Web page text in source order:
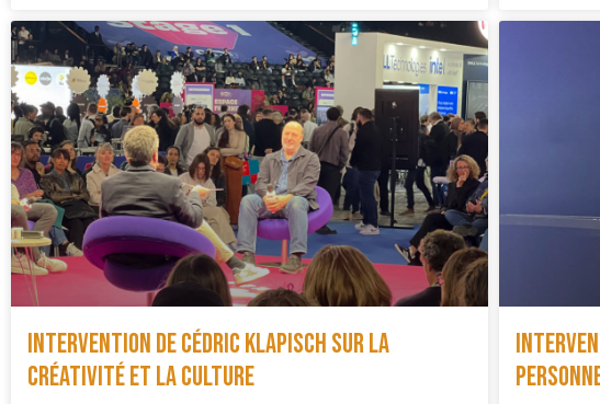
Intervention de Cédric Klapisch sur la
créativité et la culture